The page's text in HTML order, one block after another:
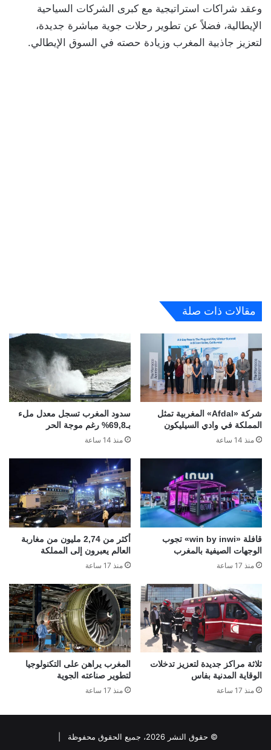
وعقد شراكات استراتيجية مع كبرى الشركات السياحية
الإيطالية، فضلاً عن تطوير رحلات جوية مباشرة جديدة،
لتعزيز جاذبية المغرب وزيادة حصته في السوق الإيطالي.
مقالات ذات صلة
شركة «Afdal» المغربية تمثل
المملكة في وادي السيليكون
منذ 14 ساعة
سدود المغرب تسجل معدل ملء
بـ69,8% رغم موجة الحر
منذ 14 ساعة
قافلة «win by inwi» تجوب
الوجهات الصيفية بالمغرب
منذ 17 ساعة
أكثر من 2,74 مليون من مغاربة
العالم يعبرون إلى المملكة
منذ 17 ساعة
ثلاثة مراكز جديدة لتعزيز تدخلات
الوقاية المدنية بفاس
منذ 17 ساعة
المغرب يراهن على التكنولوجيا
لتطوير صناعته الجوية
منذ 17 ساعة
© حقوق النشر 2026، جميع الحقوق محفوظة |